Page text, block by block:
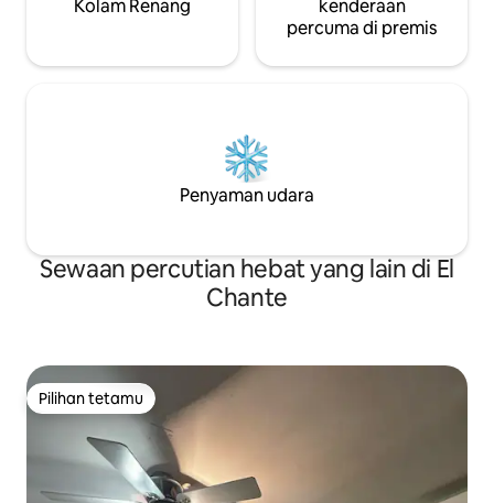
Kolam Renang
kenderaan
percuma di premis
Penyaman udara
Sewaan percutian hebat yang lain di El
Chante
Pilihan tetamu
Pilihan tetamu